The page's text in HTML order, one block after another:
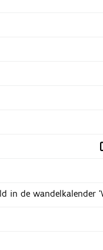
de wandelkalender